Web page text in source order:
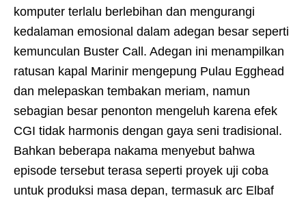
komputer terlalu berlebihan dan mengurangi
kedalaman emosional dalam adegan besar seperti
kemunculan Buster Call. Adegan ini menampilkan
ratusan kapal Marinir mengepung Pulau Egghead
dan melepaskan tembakan meriam, namun
sebagian besar penonton mengeluh karena efek
CGI tidak harmonis dengan gaya seni tradisional.
Bahkan beberapa nakama menyebut bahwa
episode tersebut terasa seperti proyek uji coba
untuk produksi masa depan, termasuk arc Elbaf